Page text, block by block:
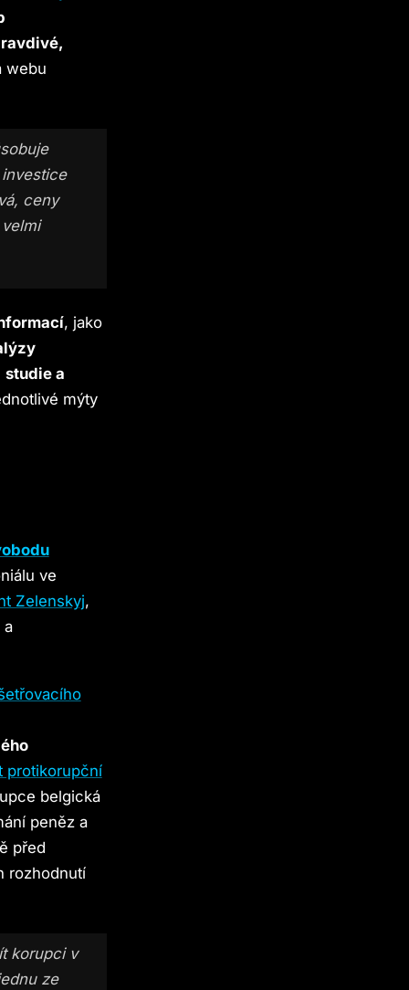
webu
ceny
, jako
studie a
mýty
ve
Zelenskyj,
a
protikorupční
belgická
peněz a
před
rozhodnutí
korupci v
ze